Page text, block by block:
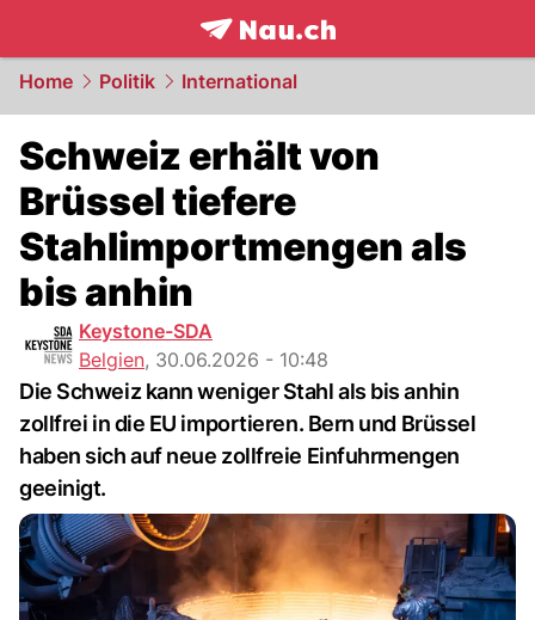
frontpage.NAU.ch
Home Politik International
Schweiz erhält von
Brüssel tiefere
Stahlimportmengen als
bis anhin
Keystone-SDA
Belgien, 30.06.2026 - 10:48
Die Schweiz kann weniger Stahl als bis anhin
zollfrei in die EU importieren. Bern und Brüssel
haben sich auf neue zollfreie Einfuhrmengen
geeinigt.